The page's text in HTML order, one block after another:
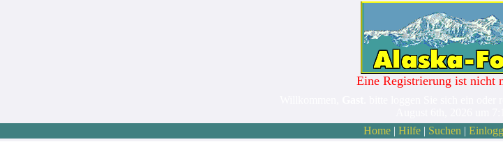
Eine Registrierung ist nicht
Home| Hilfe| Suchen |